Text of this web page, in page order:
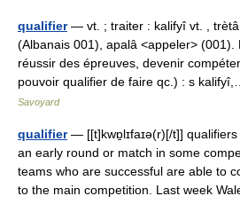
qualifier— vt. ; traiter : kalifyî vt. , trètâ
(Albanais 001), apalâ <appeler> (001).
réussir des épreuves, devenir
pouvoir qualifier de faire qc.) : s
Savoyard
qualifier— [[t]kwɒ̱lɪfaɪə(r)[/t]] qualifiers
an early round or match in some
teams who are successful are able to
to the main competition. Last week